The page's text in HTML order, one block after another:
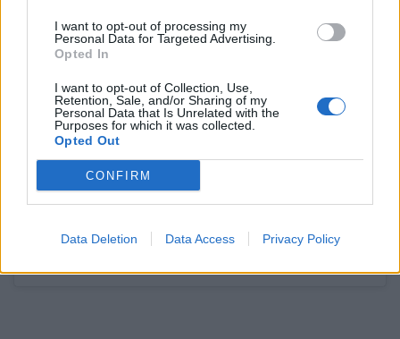
I want to opt-out of processing my
Personal Data for Targeted Advertising.
Opted In
I want to opt-out of Collection, Use,
Retention, Sale, and/or Sharing of my
Personal Data that Is Unrelated with the
Purposes for which it was collected.
Opted Out
CONFIRM
Data Deletion Data Access Privacy Policy
Δείτε αυτή τη δημοσίευση στο Instagram.